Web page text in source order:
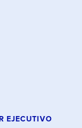
EJECUTIVO